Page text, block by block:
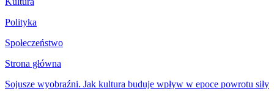
Polityka
Społeczeństwo
Strona główna
Sojusze wyobraźni. Jak kultura buduje wpływ w epoce powrotu siły